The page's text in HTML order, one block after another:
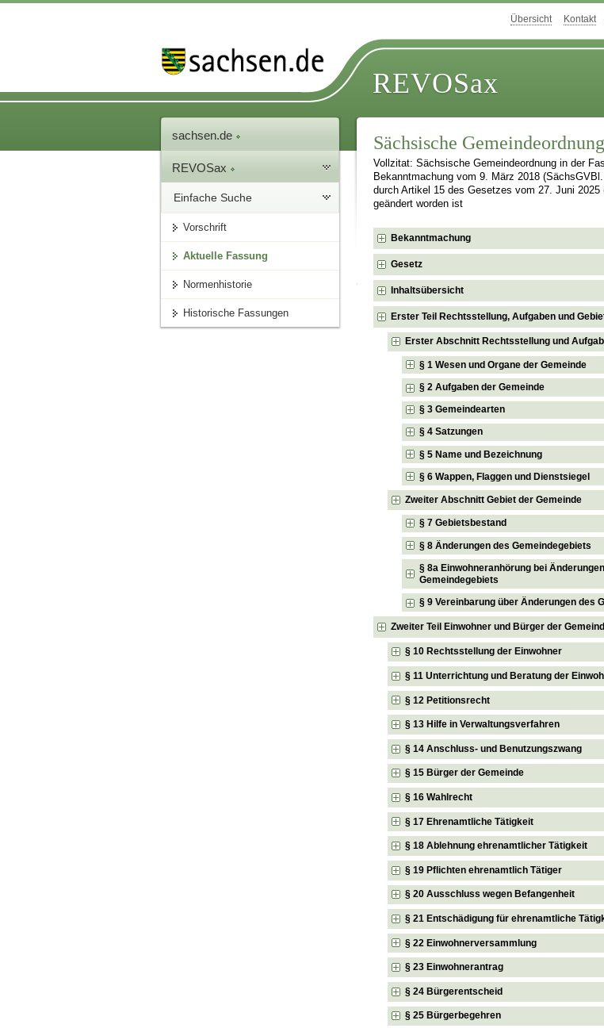
Übersicht Kontakt
REVOSax
sachsen.de
REVOSax
Einfache Suche
Vorschrift
Aktuelle Fassung
Normenhistorie
Historische Fassungen
Sächsische Gemeindeordnung
Vollzitat: Sächsische Gemeindeordnung in der
Bekanntmachung vom 9. März 2018
durch Artikel 15 des Gesetzes vom 27. Juni
geändert worden ist
Bekanntmachung
Gesetz
Inhaltsübersicht
Erster Teil Rechtsstellung, Aufgaben und
Erster Abschnitt Rechtsstellung und
§ 1 Wesen und Organe der Gemeinde
§ 2 Aufgaben der Gemeinde
§ 3 Gemeindearten
§ 4 Satzungen
§ 5 Name und Bezeichnung
§ 6 Wappen, Flaggen und Dienstsiegel
Zweiter Abschnitt Gebiet der Gemeinde
§ 7 Gebietsbestand
§ 8 Änderungen des Gemeindegebiets
§ 8a Einwohneranhörung bei
Gemeindegebiets
§ 9 Vereinbarung über Änderungen des
Zweiter Teil Einwohner und Bürger der
§ 10 Rechtsstellung der Einwohner
§ 11 Unterrichtung und Beratung der
§ 12 Petitionsrecht
§ 13 Hilfe in Verwaltungsverfahren
§ 14 Anschluss- und Benutzungszwang
§ 15 Bürger der Gemeinde
§ 16 Wahlrecht
§ 17 Ehrenamtliche Tätigkeit
§ 18 Ablehnung ehrenamtlicher Tätigkeit
§ 19 Pflichten ehrenamtlich Tätiger
§ 20 Ausschluss wegen Befangenheit
§ 21 Entschädigung für ehrenamtliche
§ 22 Einwohnerversammlung
§ 23 Einwohnerantrag
§ 24 Bürgerentscheid
§ 25 Bürgerbegehren